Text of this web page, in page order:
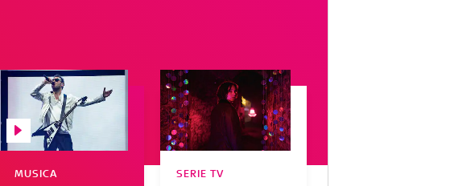
MUSICA SERIE TV